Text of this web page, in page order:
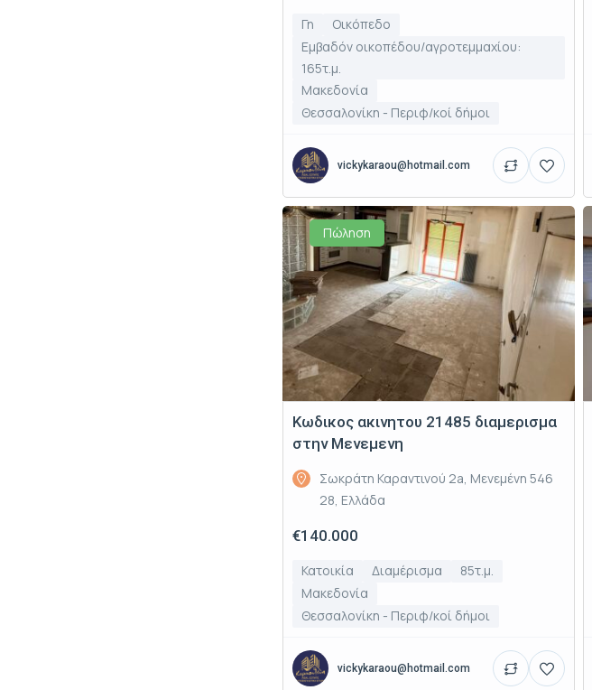
Γη
Οικόπεδο
Εμβαδόν οικοπέδου/αγροτεμμαχίου:
165τ.μ.
Μακεδονία
Θεσσαλονίκη - Περιφ/κοί δήμοι
vickykaraou@hotmail.com
Πώληση
Κωδικος ακινητου 21485 διαμερισμα
στην Μενεμενη
Σωκράτη Καραντινού 2a, Μενεμένη 546
28, Ελλάδα
€140.000
Κατοικία Διαμέρισμα
85τ.μ.
Μακεδονία
Θεσσαλονίκη - Περιφ/κοί δήμοι
vickykaraou@hotmail.com